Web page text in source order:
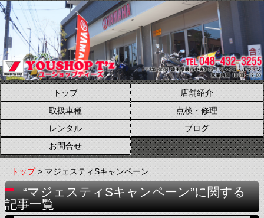
トップ
店舗紹介
取扱車種
点検・修理
レンタル
ブログ
お問合せ
トップ> マジェスティSキャンペーン
“マジェスティSキャンペーン”に関する
記事一覧